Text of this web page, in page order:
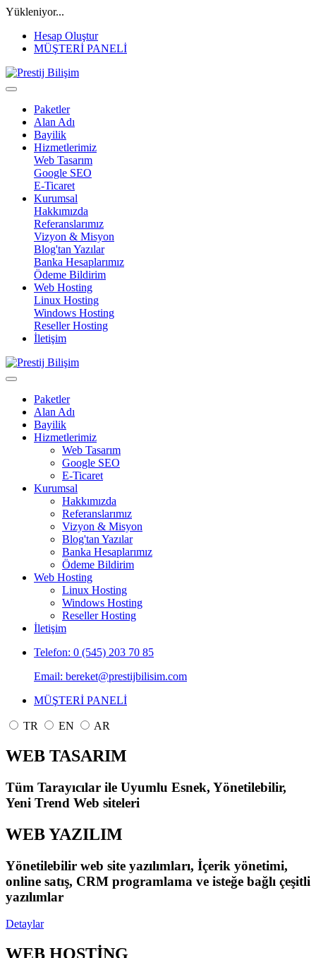
Yükleniyor...
Hesap Oluştur
MÜŞTERİ PANELİ
Paketler
Alan Adı
Bayilik
Hizmetlerimiz
Web Tasarım
Google SEO
E-Ticaret
Kurumsal
Hakkımızda
Referanslarımız
Vizyon & Misyon
Blog'tan Yazılar
Banka Hesaplarımız
Ödeme Bildirim
Web Hosting
Linux Hosting
Windows Hosting
Reseller Hosting
İletişim
Paketler
Alan Adı
Bayilik
Hizmetlerimiz
Web Tasarım
Google SEO
E-Ticaret
Kurumsal
Hakkımızda
Referanslarımız
Vizyon & Misyon
Blog'tan Yazılar
Banka Hesaplarımız
Ödeme Bildirim
Web Hosting
Linux Hosting
Windows Hosting
Reseller Hosting
İletişim
Telefon: 0 (545) 203 70 85
Email: bereket@prestijbilisim.com
MÜŞTERİ PANELİ
TR EN AR
WEB TASARIM
Tüm Tarayıcılar ile Uyumlu Esnek, Yönetilebilir,
Yeni Trend Web siteleri
WEB YAZILIM
Yönetilebilir web site yazılımları, İçerik yönetimi,
online satış, CRM programlama ve isteğe bağlı çeşitli
yazılımlar
Detaylar
WEB HOSTİNG